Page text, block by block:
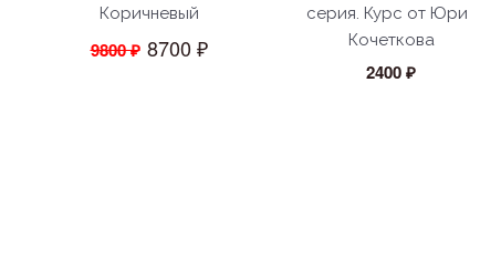
Коричневый
9800 ₽ 8700 ₽
серия. Курс от Юрия
Кочеткова
2400 ₽